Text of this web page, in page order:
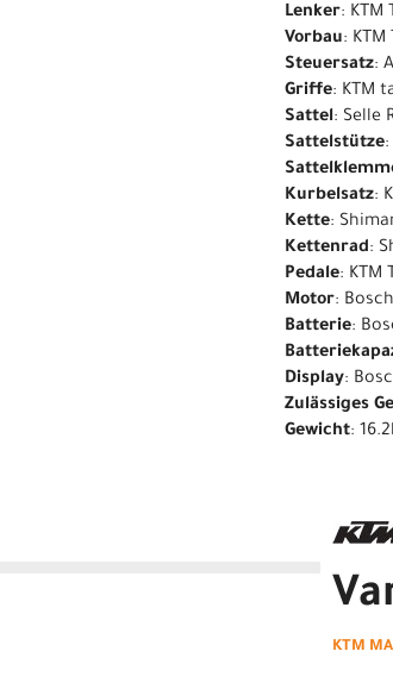
Lenker: KTM
Vorbau: KTM
Steuersatz:
Griffe: KTM
Sattel: Selle
Sattelstütze
Kurbelsatz:
Kette:
Kettenrad:
Pedale: KTM
Motor:
Batterie:
Display:
Zulässiges
Gewicht:
KTM